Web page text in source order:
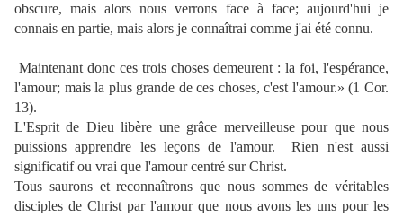
obscure, mais alors nous verrons face à face; aujourd'hui je
connais en partie, mais alors je connaîtrai comme j'ai été connu.
Maintenant donc ces trois choses demeurent : la foi, l'espérance,
l'amour; mais la plus grande de ces choses, c'est l'amour.» (1 Cor.
13).
L'Esprit de Dieu libère une grâce merveilleuse pour que nous
puissions apprendre les leçons de l'amour.
Rien n'est aussi
significatif ou vrai que l'amour centré sur Christ.
Tous saurons et reconnaîtrons que nous sommes de véritables
disciples de Christ par l'amour que nous avons les uns pour les